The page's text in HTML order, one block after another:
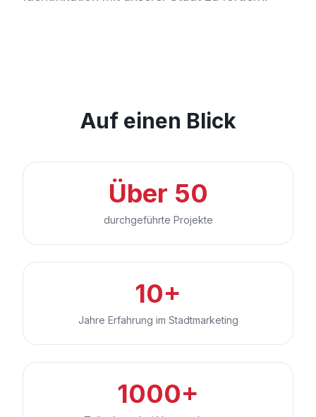
Auf einen Blick
Über 50
durchgeführte Projekte
10+
Jahre Erfahrung im Stadtmarketing
1000+